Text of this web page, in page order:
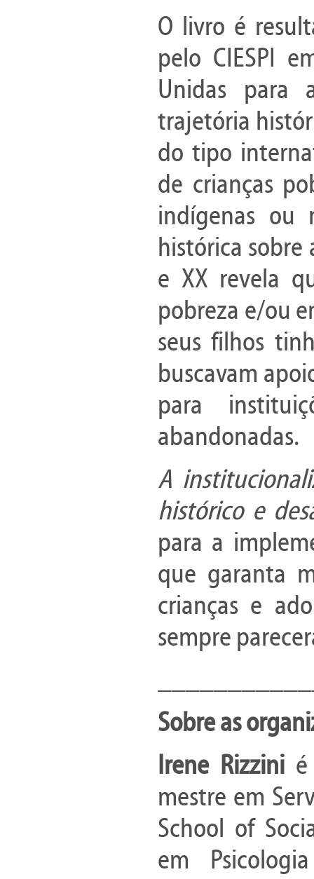
O livro é
pelo CIESPI
Unidas para
trajetória
do tipo
de crianças
indígenas ou
histórica sobre
e XX revela
pobreza e/ou
seus filhos
buscavam
para
abandonadas.
A
histórico e
para a
que garanta
crianças e
sempre
Sobre as
Irene Rizzini
mestre em
School of
em